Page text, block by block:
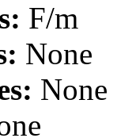
F/m
None
None